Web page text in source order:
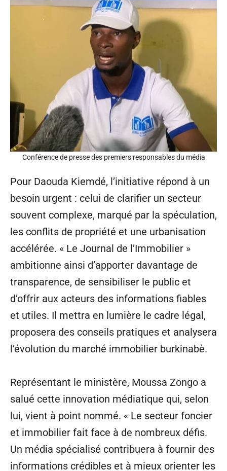
Conférence de presse des premiers responsables du média
Pour Daouda Kiemdé, l’initiative répond à un
besoin urgent : celui de clarifier un secteur
souvent complexe, marqué par la spéculation,
les conflits de propriété et une urbanisation
accélérée. « Le Journal de l’Immobilier »
ambitionne ainsi d’apporter davantage de
transparence, de sensibiliser le public et
d’offrir aux acteurs des informations fiables
et utiles. Il mettra en lumière le cadre légal,
proposera des conseils pratiques et analysera
l’évolution du marché immobilier burkinabè.
Représentant le ministère, Moussa Zongo a
salué cette innovation médiatique qui, selon
lui, vient à point nommé. « Le secteur foncier
et immobilier fait face à de nombreux défis.
Un média spécialisé contribuera à fournir des
informations crédibles et à mieux orienter les